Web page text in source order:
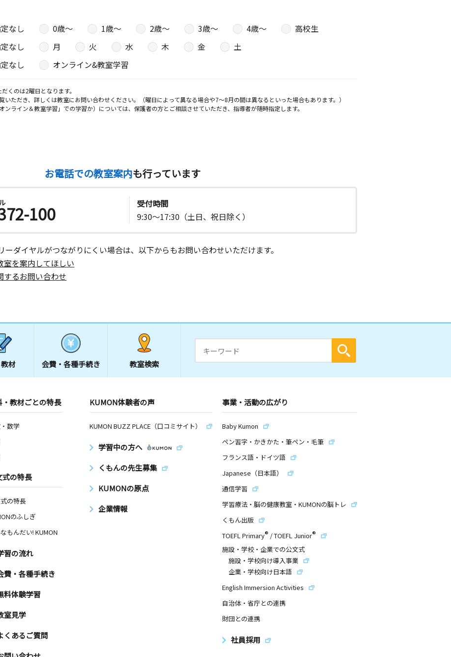
なし 0歳〜 1歳〜 2歳〜 3歳〜 4歳〜
高校生
なし 月 火 水 木 金
土
なし オンライン&教室学習
くのは2曜日となります。
ただき、詳しくは教室にお問い合わせください。（曜日によって異なる場合や7～8月の間は異なるといった場合もあります。）
ライン＆教室学習」での学習か）については、保護者の方とご相談させていただき、指導者が随時指定します。
お電話での教室案内も行っています
100
受付時間
9:30～17:30（土日、祝日除く）
ーダイヤルがつながりにくい場合は、以下からもお問い合わせいただけます。
室を案内してほしい
するお問い合わせ
材 会費・ 各種手続き 教室検索
・教材ごとの特長
数学
式の特長
の特長
のふしぎ
もんだい! KUMON
習の流れ
費・各種手続き
料体験学習
室見学
くあるご質問
KUMON体験者の声
KUMON BUZZ PLACE（口コミサイト）
学習中の方へ
くもんの先生募集
KUMONの原点
企業情報
事業・活動の広がり
Baby Kumon
ペン習字・かきかた・筆ペン・毛筆
フランス語・ドイツ語
Japanese（日本語）
通信学習
学習療法・脳の健康教室・KUMONの脳トレ
くもん出版
TOEFL Primary® /TOEFL Junior®
施設・学校・企業での公文式
施設・学校向け導入事業
企業・学校向け日本語
English Immersion Activities
自治体・省庁との連携
財団との連携
社員採用